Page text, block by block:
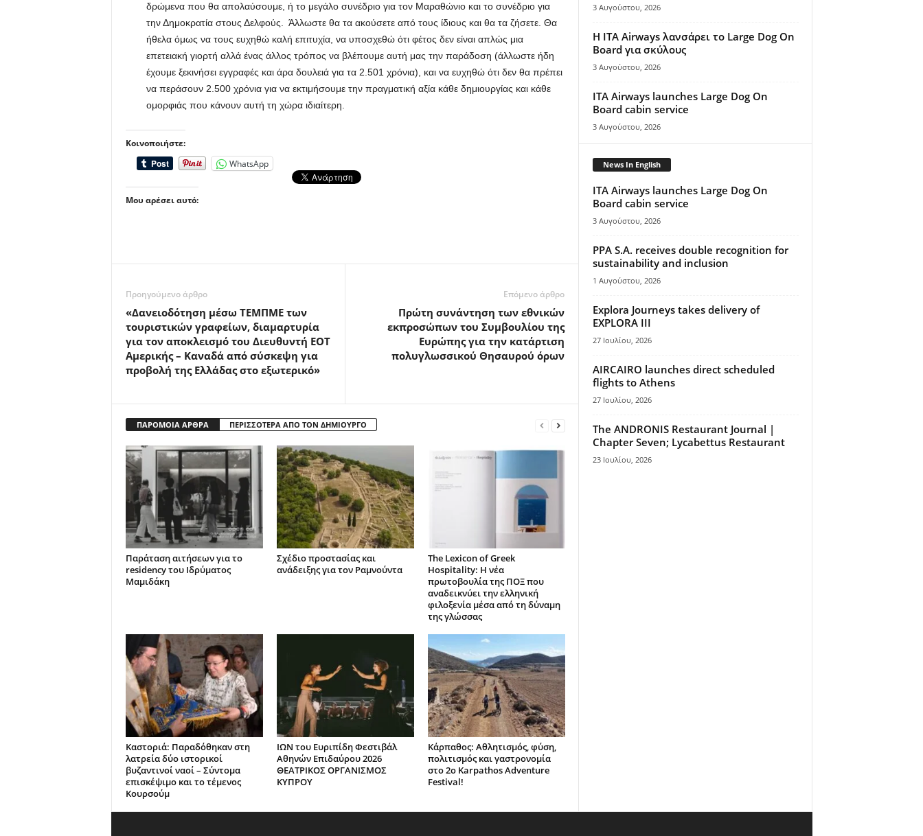
δρώμενα που θα απολαύσουμε, ή το μεγάλο συνέδριο για τον Μαραθώνιο και το συνέδριο για
την Δημοκρατία στους Δελφούς. Άλλωστε θα τα ακούσετε από τους ίδιους και θα τα ζήσετε. Θα
ήθελα όμως να τους ευχηθώ καλή επιτυχία, να υποσχεθώ ότι φέτος δεν είναι απλώς μια
επετειακή γιορτή αλλά ένας άλλος τρόπος να βλέπουμε αυτή μας την παράδοση (άλλωστε ήδη
έχουμε ξεκινήσει εγγραφές και άρα δουλειά για τα 2.501 χρόνια), και να ευχηθώ ότι δεν θα πρέπει
να περάσουν 2.500 χρόνια για να εκτιμήσουμε την πραγματική αξία κάθε δημιουργίας και κάθε
ομορφιάς που κάνουν αυτή τη χώρα ιδιαίτερη.
Κοινοποιήστε:
WhatsApp
Μου αρέσει αυτό:
Προηγούμενο άρθρο
«Δανειοδότηση μέσω ΤΕΜΠΜΕ των
τουριστικών γραφείων, διαμαρτυρία
για τον αποκλεισμό του Διευθυντή ΕΟΤ
Αμερικής – Καναδά από σύσκεψη για
προβολή της Ελλάδας στο εξωτερικό»
Επόμενο άρθρο
Πρώτη συνάντηση των εθνικών
εκπροσώπων του Συμβουλίου της
Ευρώπης για την κατάρτιση
πολυγλωσσικού Θησαυρού όρων
ΠΑΡΟΜΟΙΑ ΑΡΘΡΑ ΠΕΡΙΣΣΟΤΕΡΑ ΑΠΟ ΤΟΝ ΔΗΜΙΟΥΡΓΟ
Παράταση αιτήσεων για το
residency του Ιδρύματος
Μαμιδάκη
Σχέδιο προστασίας και
ανάδειξης για τον Ραμνούντα
The Lexicon of Greek
Hospitality: Η νέα
πρωτοβουλία της ΠΟΞ που
αναδεικνύει την ελληνική
φιλοξενία μέσα από τη δύναμη
της γλώσσας
Καστοριά: Παραδόθηκαν στη
λατρεία δύο ιστορικοί
βυζαντινοί ναοί – Σύντομα
επισκέψιμο και το τέμενος
Κουρσούμ
ΙΩΝ του Ευριπίδη Φεστιβάλ
Αθηνών Επιδαύρου 2026
ΘΕΑΤΡΙΚΟΣ ΟΡΓΑΝΙΣΜΟΣ
ΚΥΠΡΟΥ
Κάρπαθος: Αθλητισμός, φύση,
πολιτισμός και γαστρονομία
στο 2ο Karpathos Adventure
Festival!
3 Αυγούστου, 2026
Η ITA Airways λανσάρει το Large Dog On
Board για σκύλους
3 Αυγούστου, 2026
ITA Airways launches Large Dog On
Board cabin service
3 Αυγούστου, 2026
News In English
ITA Airways launches Large Dog On
Board cabin service
3 Αυγούστου, 2026
PPA S.A. receives double recognition for
sustainability and inclusion
1 Αυγούστου, 2026
Explora Journeys takes delivery of
EXPLORA III
27 Ιουλίου, 2026
AIRCAIRO launches direct scheduled
flights to Athens
27 Ιουλίου, 2026
The ANDRONIS Restaurant Journal |
Chapter Seven; Lycabettus Restaurant
23 Ιουλίου, 2026